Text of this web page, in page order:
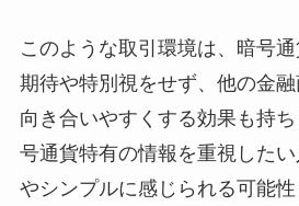
このような取引環境は、暗号
期待や特別視をせず、他の金
向き合いやすくする効果も持
号通貨特有の情報を重視した
やシンプルに感じられる可能